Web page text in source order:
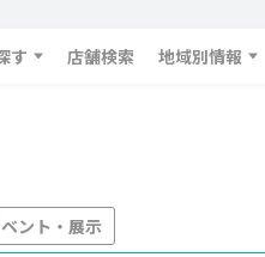
す 店舗検索 地域別情報
ント・展示